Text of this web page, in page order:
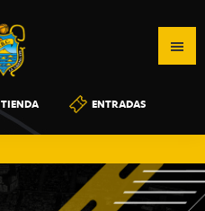
TIENDA ENTRADAS